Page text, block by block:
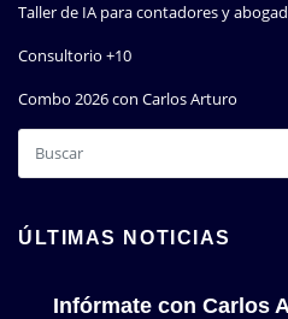
Taller de IA para contadores y
Consultorio +10
Combo 2026 con Carlos Arturo
ÚLTIMAS NOTICIAS
Infórmate con Carlos